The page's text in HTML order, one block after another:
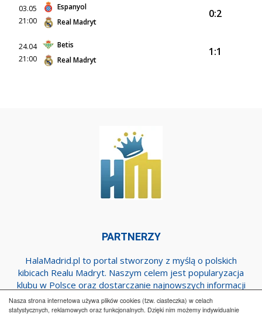
Nasza strona internetowa używa plików cookies (tzw. ciasteczka) w celach
statystycznych, reklamowych oraz funkcjonalnych. Dzięki nim możemy indywidualnie
03.05
21:00
Espanyol
Real Madryt
0:2
24.04
21:00
Betis
Real Madryt
1:1
PARTNERZY
HalaMadrid.pl to portal stworzony z myślą o polskich
kibicach Realu Madryt. Naszym celem jest popularyzacja
klubu w Polsce oraz dostarczanie najnowszych informacji
dotyczących zespołu z Estadio Santiago Bernabeu.